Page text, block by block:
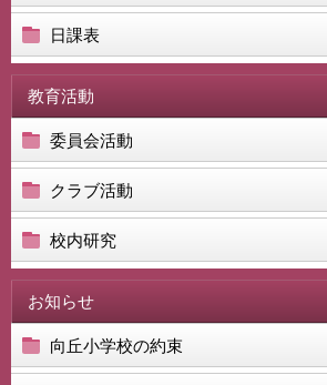
日課表
教育活動
委員会活動
クラブ活動
校内研究
お知らせ
向丘小学校の約束